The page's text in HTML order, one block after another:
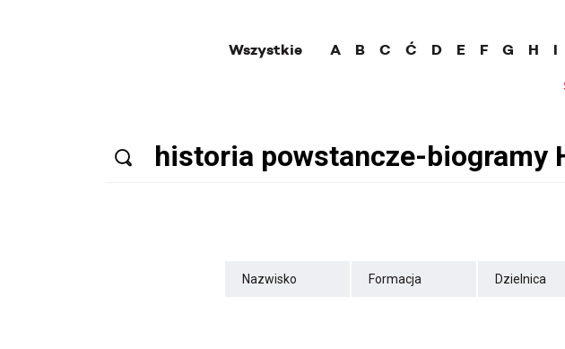
Wszystkie A B C Ć D E F G H I
Nazwisko Formacja Dzielnica